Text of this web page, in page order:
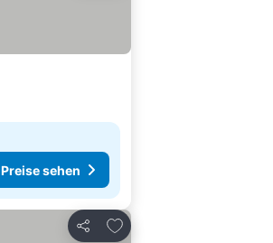
Preise sehen
Teilen
Zu Favoriten hinzufügen